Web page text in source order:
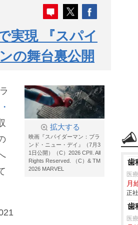
実現 『スパイ
の舞台裏公開
拡大する
映画『スパイダーマン：ブラ
ンド・ニュー・デイ』（7月3
1日公開）（C）2026 CPII. All
Rights Reserved. （C）& TM
2026 MARVEL
歯
医
月
正
歯
医